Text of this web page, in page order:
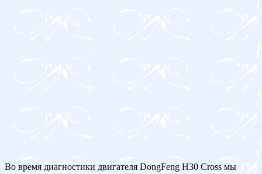
Во время диагностики двигателя DongFeng H30 Cross мы